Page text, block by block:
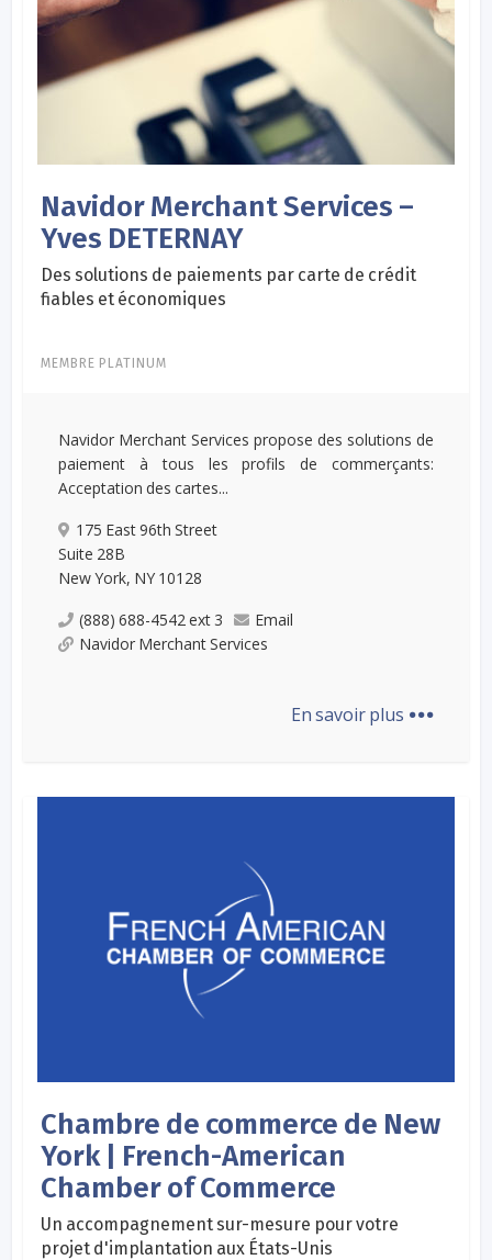
Navidor Merchant Services –
Yves DETERNAY
Des solutions de paiements par carte de crédit
fiables et économiques
MEMBRE PLATINUM
Navidor Merchant Services propose des solutions de
paiement à tous les profils de commerçants:
Acceptation des cartes...
175 East 96th Street
Suite 28B
New York, NY 10128
(888) 688-4542 ext 3
Email
Navidor Merchant Services
En savoir plus ...
Chambre de commerce de New
York | French-American
Chamber of Commerce
Un accompagnement sur-mesure pour votre
projet d'implantation aux États-Unis